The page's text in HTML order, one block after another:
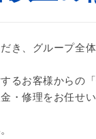
き、グループ全
るお客様からの「
・修理をお任せ